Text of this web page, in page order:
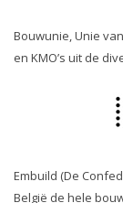
Bouwunie, Unie
en KMO’s uit de
Embuild (De
België de hele